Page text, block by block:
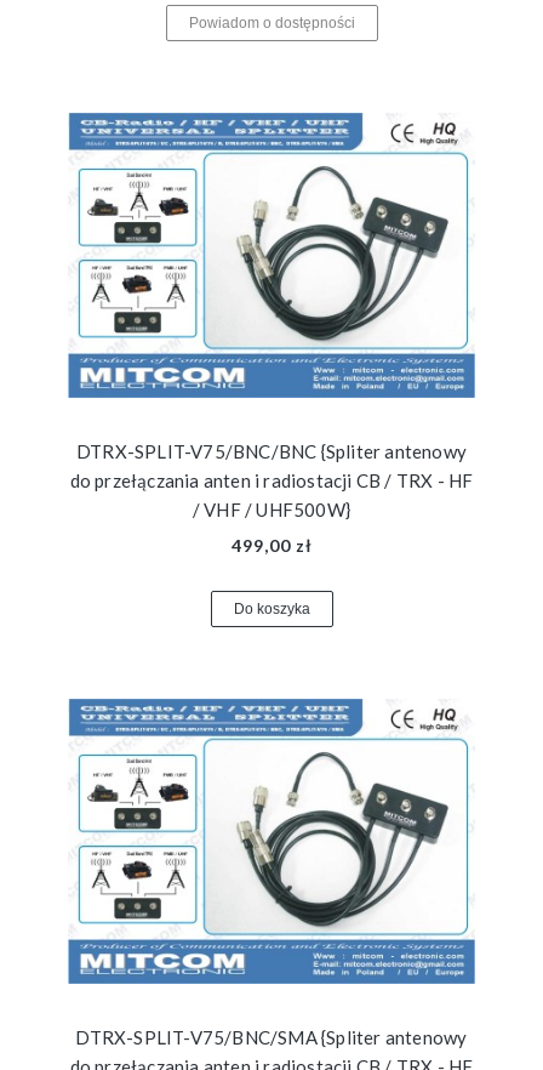
Powiadom o dostępności
DTRX-SPLIT-V75/BNC/BNC {Spliter antenowy
do przełączania anten i radiostacji CB / TRX - HF
/ VHF / UHF500W}
499,00 zł
Do koszyka
DTRX-SPLIT-V75/BNC/SMA {Spliter antenowy